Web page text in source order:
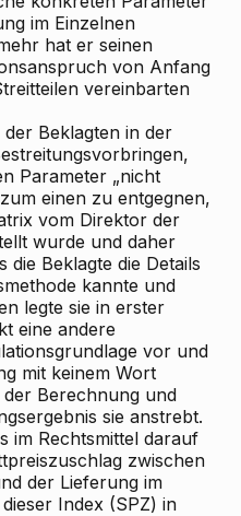
im Einzelnen
hat er seinen
von Anfang
vereinbarten
der Beklagten in der
Parameter „nicht
einen zu entgegnen,
vom Direktor der
wurde und daher
die Beklagte die Details
kannte und
legte sie in erster
eine andere
vor und
mit keinem Wort
Berechnung und
sie anstrebt.
im Rechtsmittel darauf
zwischen
der Lieferung im
Index (SPZ) in